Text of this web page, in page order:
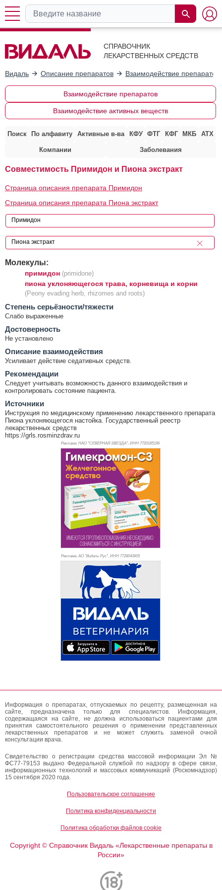
СПРАВОЧНИК
ЛЕКАРСТВЕННЫХ СРЕДСТВ
Видаль Описание препаратов Взаимодействие препаратов
Взаимодействие препаратов
Взаимодействие активных веществ
Поиск По алфавиту Активные в-ва КФУ ФТГ КФГ МКБ АТХ
Компании Заболевания
Совместимость Примидон и Пиона экстракт
Страница описания препарата Примидон
Страница описания препарата Пиона экстракт
Молекулы:
примидон (primidone)
пиона уклоняющегося трава, корневища и корни
(Peony evading herb, rhizomes and roots)
Cтепень серьёзности/тяжести
Слабо выраженные
Достоверность
Не установлено
Описание взаимодействия
Усиливает действие седативных средств.
Рекомендации
Следует учитывать возможность данного взаимодействия и
контролировать состояние пациента.
Источники
Инструкция по медицинскому применению лекарственного препарата
Пиона уклоняющегося настойка. Государственный реестр
лекарственных средств
https://grls.rosminzdrav.ru
Реклама. НАО "СЕВЕРНАЯ ЗВЕЗДА", ИНН 7720185196
Реклама. АО "Видаль Рус", ИНН 7728043605
Информация о препаратах, отпускаемых по рецепту, размещенная на
сайте, предназначена только для специалистов. Информация,
содержащаяся на сайте, не должна использоваться пациентами для
принятия самостоятельного решения о применении представленных
лекарственных препаратов и не может служить заменой очной
консультации врача.
Свидетельство о регистрации средства массовой информации Эл №
ФС77-79153 выдано Федеральной службой по надзору в сфере связи,
информационных технологий и массовых коммуникаций (Роскомнадзор)
15 сентября 2020 года.
Пользовательское соглашение
Политика конфиденциальности
Политика обработки файлов cookie
Copyright ©Справочник Видаль «Лекарственные препараты в
России»